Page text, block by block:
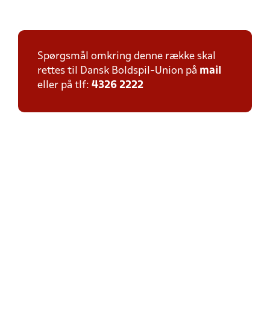
Spørgsmål omkring denne række skal
rettes til Dansk Boldspil-Union på mail
eller på tlf: 4326 2222